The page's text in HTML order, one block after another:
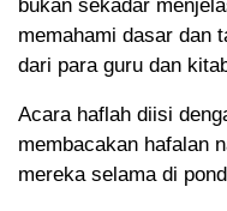
bukan sekadar
memahami dasar dan
dari para guru dan
Acara haflah diisi
membacakan hafalan
mereka selama di